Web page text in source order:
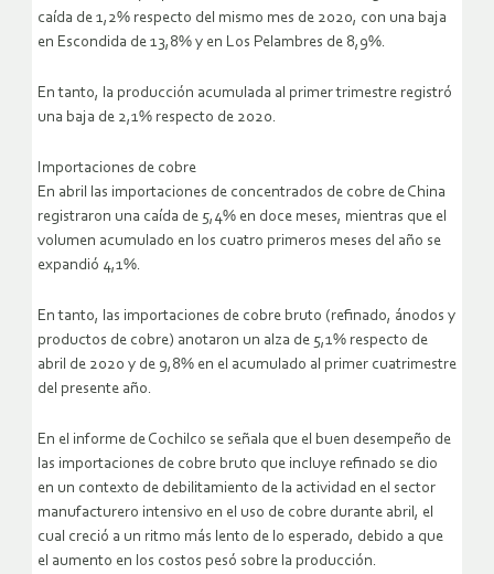
caída de 1,2% respecto del mismo mes de 2020, con una baja
en Escondida de 13,8% y en Los Pelambres de 8,9%.
En tanto, la producción acumulada al primer trimestre registró
una baja de 2,1% respecto de 2020.
Importaciones de cobre
En abril las importaciones de concentrados de cobre de China
registraron una caída de 5,4% en doce meses, mientras que el
volumen acumulado en los cuatro primeros meses del año se
expandió 4,1%.
En tanto, las importaciones de cobre bruto (refinado, ánodos y
productos de cobre) anotaron un alza de 5,1% respecto de
abril de 2020 y de 9,8% en el acumulado al primer cuatrimestre
del presente año.
En el informe de Cochilco se señala que el buen desempeño de
las importaciones de cobre bruto que incluye refinado se dio
en un contexto de debilitamiento de la actividad en el sector
manufacturero intensivo en el uso de cobre durante abril, el
cual creció a un ritmo más lento de lo esperado, debido a que
el aumento en los costos pesó sobre la producción.